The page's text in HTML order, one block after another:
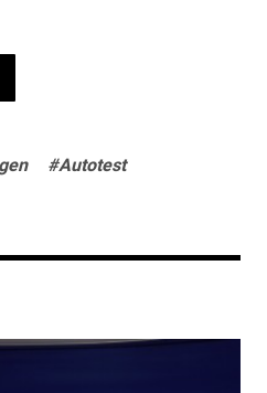
#Autotest